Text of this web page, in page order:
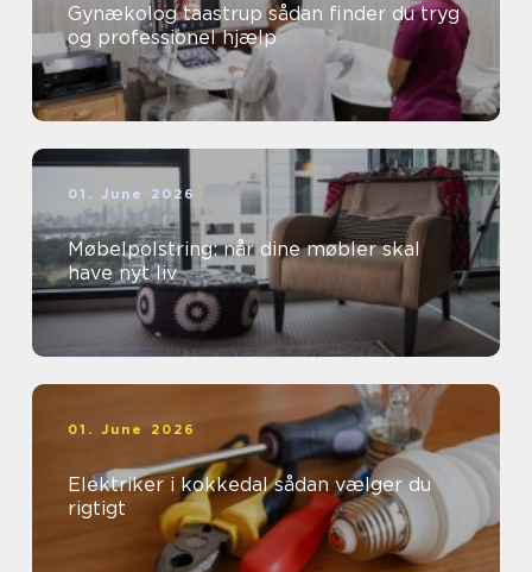
Gynækolog taastrup sådan finder du tryg
og professionel hjælp
01. June 2026
Møbelpolstring: når dine møbler skal
have nyt liv
01. June 2026
Elektriker i kokkedal sådan vælger du
rigtigt